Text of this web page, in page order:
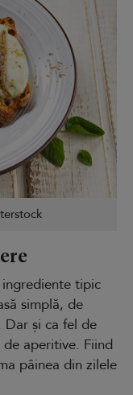
tipic
simplă, de
Dar și ca fel de
aperitive. Fiind
pâinea din zilele